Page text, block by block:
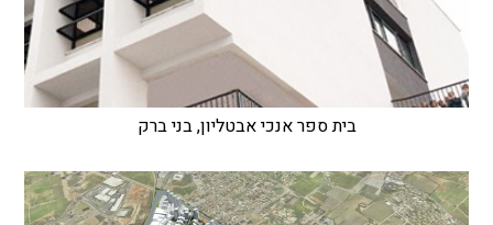
בית ספר אנכי אבטליון, בני ברק